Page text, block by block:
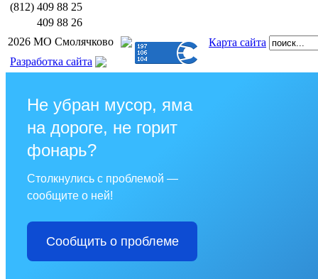
(812) 409 88 25
409 88 26
2026 МО Смолячково
Карта сайта
Разработка сайта
Не убран мусор, яма
на дороге, не горит
фонарь?
Столкнулись с проблемой —
сообщите о ней!
Сообщить о проблеме